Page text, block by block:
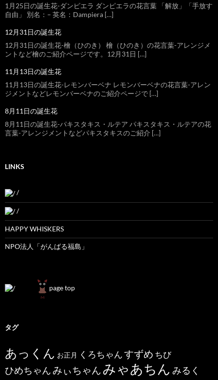
1月25日の誕生花-ダンピエラ ダンピエラの花言葉 「解放」「手放す
自由」 別名：– 英名：Dampiera […]
12月31日の誕生花
12月31日の誕生花-檜（ひのき） 檜（ひのき）の花言葉-アレンジメ
ントなど檜のご紹介ページです。12月31日 […]
11月13日の誕生花
11月13日の誕生花-レモンバーベナ レモンバーベナの花言葉-アレン
ジメントなどレモンバーベナのご紹介ページで […]
8月11日の誕生花
8月11日の誕生花-パキスタキス・ルテア パキスタキス・ルテアの花
言葉-アレンジメントなどパキスタキスのご紹介 […]
LINKS
/
/
HAPPY WHISKERS
NPO法人「がんばる福島」
page top
タグ
あっくん お正月 くろちゃんすずめ ちび
ひめちゃんみぃちゃん みゃあちん みるく